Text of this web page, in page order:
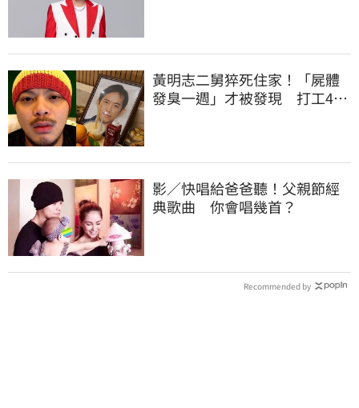
黃明志二舅猝死住家！「屍體
發臭一週」才被發現 打工40
影／快唱給爸爸聽！父親節經
典歌曲 你會唱幾首？
Recommended by